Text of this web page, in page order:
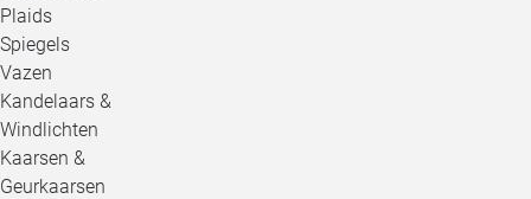
Plaids
Spiegels
Vazen
Kandelaars &
Windlichten
Kaarsen &
Geurkaarsen